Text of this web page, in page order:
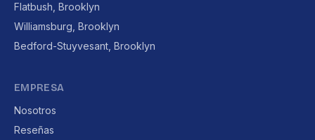
Flatbush, Brooklyn
Williamsburg, Brooklyn
Bedford-Stuyvesant, Brooklyn
EMPRESA
Nosotros
Reseñas